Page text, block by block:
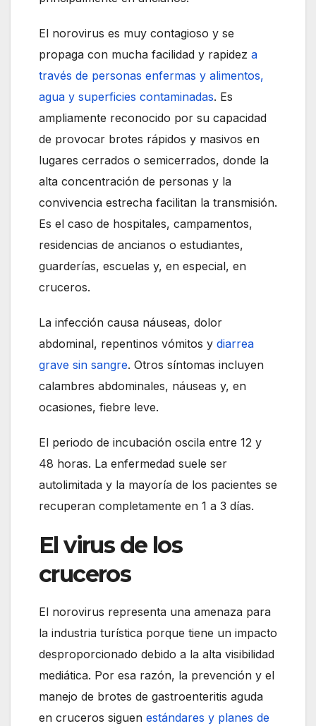
El norovirus es muy contagioso y se
propaga con mucha facilidad y rapidez a
través de personas enfermas y alimentos,
agua y superficies contaminadas. Es
ampliamente reconocido por su capacidad
de provocar brotes rápidos y masivos en
lugares cerrados o semicerrados, donde la
alta concentración de personas y la
convivencia estrecha facilitan la transmisión.
Es el caso de hospitales, campamentos,
residencias de ancianos o estudiantes,
guarderías, escuelas y, en especial, en
cruceros.
La infección causa náuseas, dolor
abdominal, repentinos vómitos y diarrea
grave sin sangre. Otros síntomas incluyen
calambres abdominales, náuseas y, en
ocasiones, fiebre leve.
El periodo de incubación oscila entre 12 y
48 horas. La enfermedad suele ser
autolimitada y la mayoría de los pacientes se
recuperan completamente en 1 a 3 días.
El virus de los
cruceros
El norovirus representa una amenaza para
la industria turística porque tiene un impacto
desproporcionado debido a la alta visibilidad
mediática. Por esa razón, la prevención y el
manejo de brotes de gastroenteritis aguda
en cruceros siguen estándares y planes de